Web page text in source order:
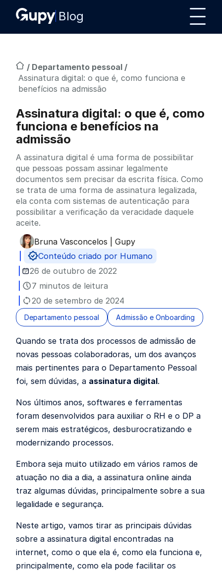
Blog
/ Departamento pessoal /
Assinatura digital: o que é, como funciona e
benefícios na admissão
Assinatura digital: o que é, como
funciona e benefícios na
admissão
A assinatura digital é uma forma de possibilitar
que pessoas possam assinar legalmente
documentos sem precisar da escrita física. Como
se trata de uma forma de assinatura legalizada,
ela conta com sistemas de autenticação para
possibilitar a verificação da veracidade daquele
aceite.
Publicado por
Bruna Vasconcelos | Gupy
Conteúdo criado por Humano
26 de outubro de 2022
7 minutos de leitura
20 de setembro de 2024
Departamento pessoal Admissão e Onboarding
Quando se trata dos processos de admissão de
novas pessoas colaboradoras, um dos avanços
mais pertinentes para o Departamento Pessoal
foi, sem dúvidas, a assinatura digital.
Nos últimos anos, softwares e ferramentas
foram desenvolvidos para auxiliar o RH e o DP a
serem mais estratégicos, desburocratizando e
modernizando processos.
Embora seja muito utilizado em vários ramos de
atuação no dia a dia, a assinatura online ainda
traz algumas dúvidas, principalmente sobre a sua
legalidade e segurança.
Neste artigo, vamos tirar as principais dúvidas
sobre a assinatura digital encontradas na
internet, como o que ela é, como ela funciona e,
principalmente, como ela pode facilitar os